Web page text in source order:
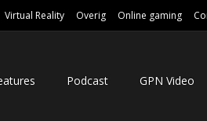
Virtual Reality Overig Online gaming
Podcast GPN Video